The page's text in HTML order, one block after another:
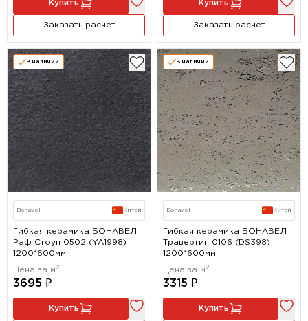
Купить
Заказать расчет
Купить
Заказать расчет
В наличии
Bonavel Китай
Гибкая керамика БОНАВЕЛ
Раф Стоун 0502 (YA1998)
1200*600мм
Цена за м 2
3695 ₽
Купить
В наличии
Bonavel Китай
Гибкая керамика БОНАВЕЛ
Травертин 0106 (DS398)
1200*600мм
Цена за м 2
3315 ₽
Купить